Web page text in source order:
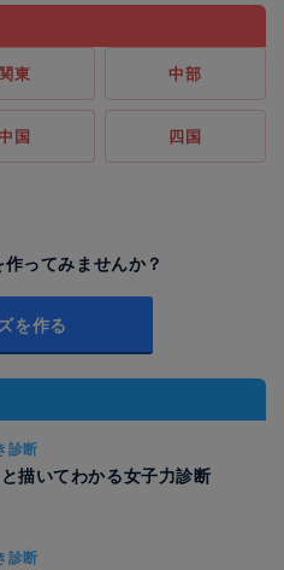
東 中部
国 四国
ってみませんか？
を作る
診断
と描いてわかる女子力診断
診断